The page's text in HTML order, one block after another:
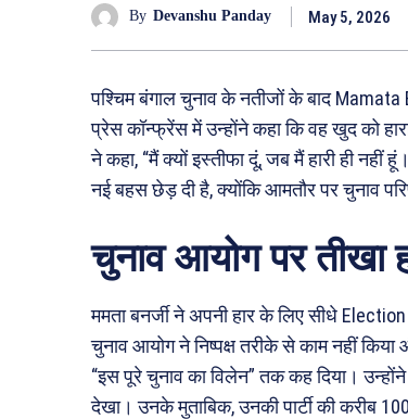
By Devanshu Panday May 5, 2026
पश्चिम बंगाल चुनाव के नतीजों के बाद
प्रेस कॉन्फ्रेंस में उन्होंने कहा कि वह खुद को
ने कहा, “मैं क्यों इस्तीफा दूं, जब मैं हारी ही
नई बहस छेड़ दी है, क्योंकि आमतौर पर चुनाव
चुनाव आयोग पर तीखा
ममता बनर्जी ने अपनी हार के लिए सीधे
चुनाव आयोग ने निष्पक्ष तरीके से काम नहीं
“इस पूरे चुनाव का विलेन” तक कह दिया।
देखा। उनके मुताबिक, उनकी पार्टी की करीब